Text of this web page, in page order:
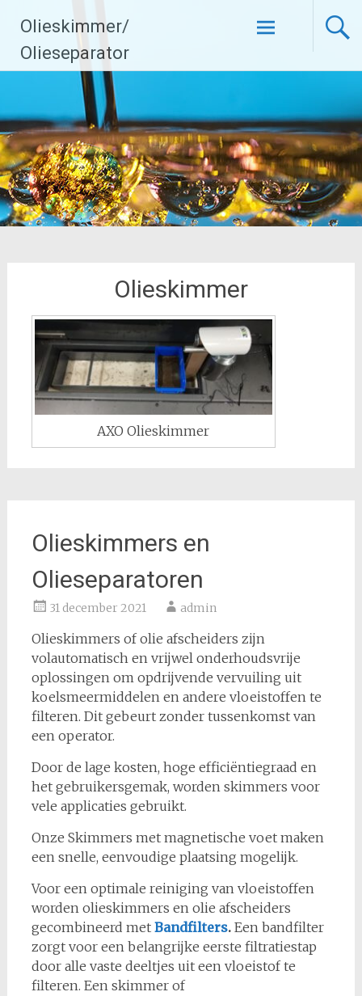
naar
inhoud
Olieskimmer/
Olieseparator
Olieskimmer
AXO Olieskimmer
Olieskimmers en
Olieseparatoren
31 december 2021 admin
Olieskimmers of olie afscheiders zijn
volautomatisch en vrijwel onderhoudsvrije
oplossingen om opdrijvende vervuiling uit
koelsmeermiddelen en andere vloeistoffen te
filteren. Dit gebeurt zonder tussenkomst van
een operator.
Door de lage kosten, hoge efficiëntiegraad en
het gebruikersgemak, worden skimmers voor
vele applicaties gebruikt.
Onze Skimmers met magnetische voet maken
een snelle, eenvoudige plaatsing mogelijk.
Voor een optimale reiniging van vloeistoffen
worden olieskimmers en olie afscheiders
gecombineerd met Bandfilters. Een bandfilter
zorgt voor een belangrijke eerste filtratiestap
door alle vaste deeltjes uit een vloeistof te
filteren. Een skimmer of